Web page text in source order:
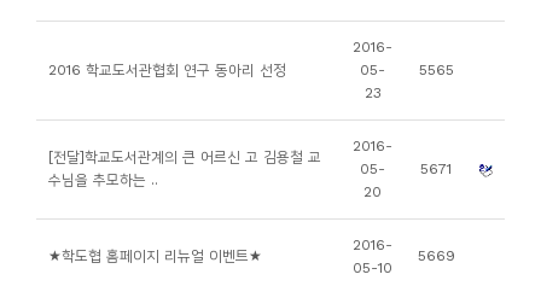
2016 학교도서관협회 연구 동아리 선정
2016-
05-
23
5565
[전달]학교도서관계의 큰 어르신 고 김용철 교
수님을 추모하는 ..
2016-
05-
20
5671
★학도협 홈페이지 리뉴얼 이벤트★
2016-
05-10
5669